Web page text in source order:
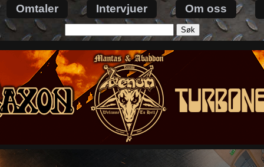
Omtaler Intervjuer Om oss
etter: